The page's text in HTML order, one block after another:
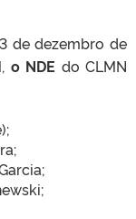
de dezembro de
o NDE do CLMN